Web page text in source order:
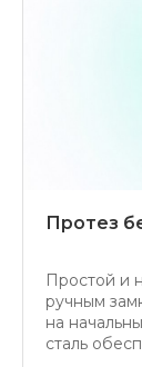
Протез
Простой и
ручным
на
сталь